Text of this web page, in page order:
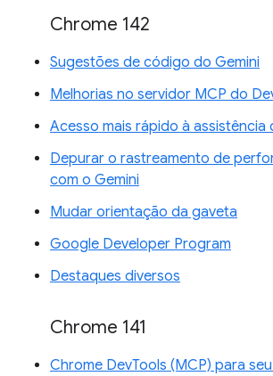
Chrome 142
Sugestões de código do Gemini
Melhorias no servidor MCP do
Acesso mais rápido à assistência
Depurar o rastreamento de
com o Gemini
Mudar orientação da gaveta
Google Developer Program
Destaques diversos
Chrome 141
Chrome DevTools (MCP) para